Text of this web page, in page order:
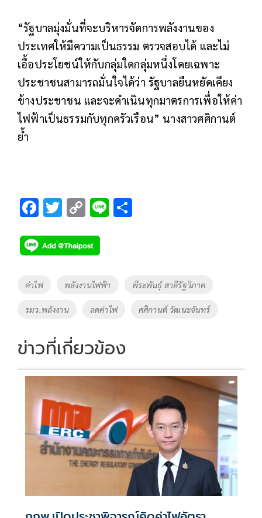
“รัฐบาลมุ่งมั่นที่จะบริหารจัดการพลังงานของ
ประเทศให้มีความเป็นธรรม ตรวจสอบได้ และไม่
เอื้อประโยชน์ให้กับกลุ่มใดกลุ่มหนึ่งโดยเฉพาะ
ประชาชนสามารถมั่นใจได้ว่า รัฐบาลยืนหยัดเคียง
ข้างประชาชน และจะดำเนินทุกมาตรการเพื่อให้ค่า
ไฟฟ้าเป็นธรรมกับทุกครัวเรือน” นางสาวศศิกานต์
ย้ำ
F
e
b
o
k
T
tt
er
C
p
y
Li
k
Li
Tags
ค่าไฟ พลังงานไฟฟ้า พีระพันธุ์ สาลีรัฐวิภาค
รมว.พลังงาน ลดค่าไฟ ศศิกานต์ วัฒนะจันทร์
ข่าวที่เกี่ยวข้อง